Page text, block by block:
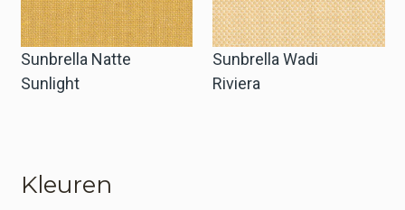
Sunbrella Natte
Sunlight
Sunbrella Wadi
Riviera
Kleuren